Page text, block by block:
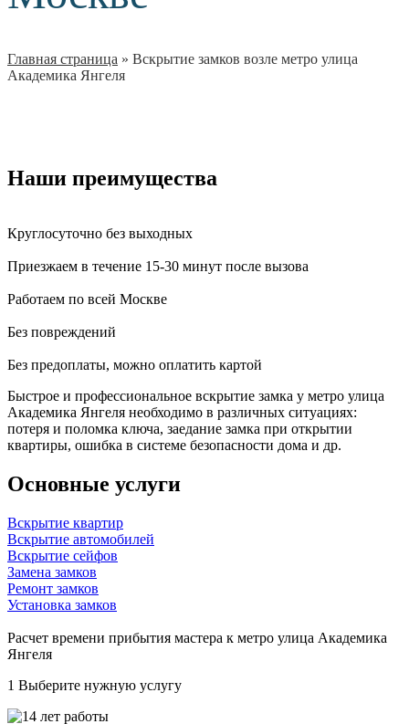
Главная страница » Вскрытие замков возле метро улица
Академика Янгеля
Наши преимущества
Круглосуточно без выходных
Приезжаем в течение 15-30 минут после вызова
Работаем по всей Москве
Без повреждений
Без предоплаты, можно оплатить картой
Быстрое и профессиональное вскрытие замка у метро улица
Академика Янгеля необходимо в различных ситуациях:
потеря и поломка ключа, заедание замка при открытии
квартиры, ошибка в системе безопасности дома и др.
Основные услуги
Вскрытие квартир
Вскрытие автомобилей
Вскрытие сейфов
Замена замков
Ремонт замков
Установка замков
Расчет времени прибытия мастера к метро улица Академика
Янгеля
1 Выберите нужную услугу